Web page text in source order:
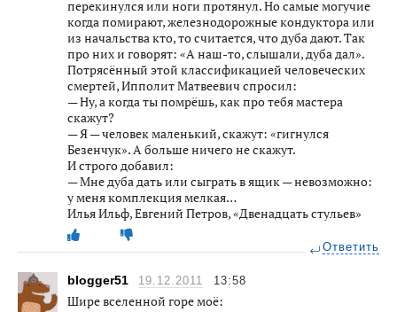
перекинулся или ноги протянул. Но самые могучие
когда помирают, железнодорожные кондуктора или
из начальства кто, то считается, что дуба дают. Так
про них и говорят: «А наш-то, слышали, дуба дал».
Потрясённый этой классификацией человеческих
смертей, Ипполит Матвеевич спросил:
— Ну, а когда ты помрёшь, как про тебя мастера
скажут?
— Я — человек маленький, скажут: «гигнулся
Безенчук». А больше ничего не скажут.
И строго добавил:
— Мне дуба дать или сыграть в ящик — невозможно:
у меня комплекция мелкая…
Илья Ильф, Евгений Петров, «Двенадцать стульев»
Ответить
blogger51 19.12.2011 13:58
Шире вселенной горе моё: